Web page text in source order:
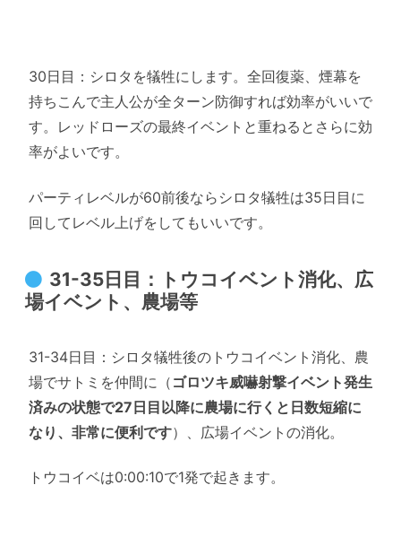
30日目：シロタを犠牲にします。全回復薬、煙幕を
持ちこんで主人公が全ターン防御すれば効率がいいで
す。レッドローズの最終イベントと重ねるとさらに効
率がよいです。
パーティレベルが60前後ならシロタ犠牲は35日目に
回してレベル上げをしてもいいです。
31-35日目：トウコイベント消化、広
場イベント、農場等
31-34日目：シロタ犠牲後のトウコイベント消化、農
場でサトミを仲間に（ ゴロツキ威嚇射撃イベント発生
済みの状態で27日目以降に農場に行くと日数短縮に
なり、非常に便利です）、広場イベントの消化。
トウコイベは0:00:10で1発で起きます。